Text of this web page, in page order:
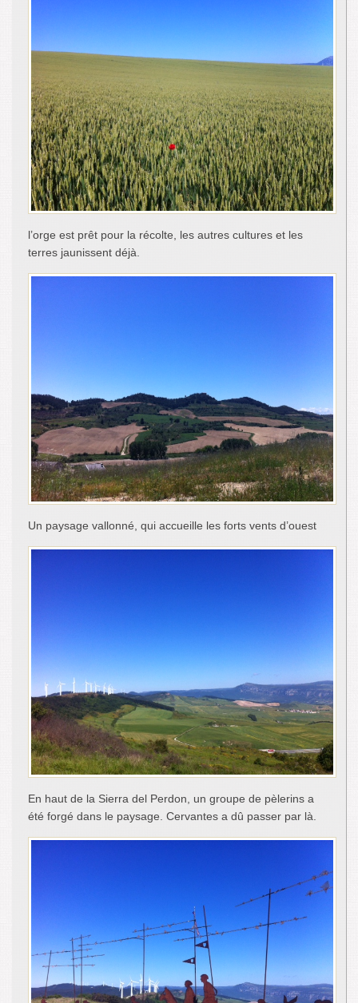
l’orge est prêt pour la récolte, les autres cultures et les
terres jaunissent déjà.
Un paysage vallonné, qui accueille les forts vents d’ouest
En haut de la Sierra del Perdon, un groupe de pèlerins a
été forgé dans le paysage. Cervantes a dû passer par là.